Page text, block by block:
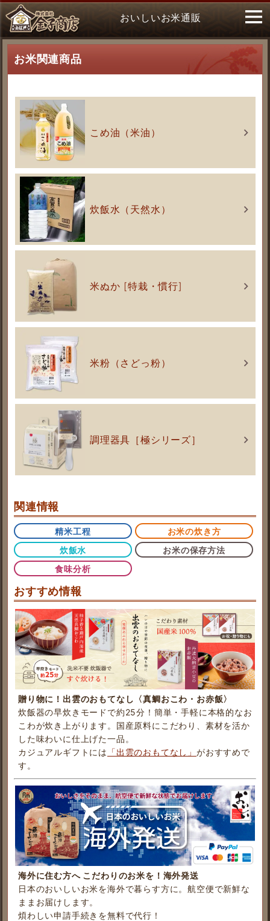
おいしいお米通販
お米関連商品
こめ油（米油）
炊飯水（天然水）
米ぬか [特栽・慣行]
米粉（さどっ粉）
調理器具［極シリーズ］
関連情報
精米工程
お米の炊き方
炊飯水
お米の保存方法
食味分析
おすすめ情報
贈り物に！出雲のおもてなし〈真鯛おこわ・お赤飯〉
炊飯器の早炊きモードで約25分！簡単・手軽に本格的なお
こわが炊き上がります。国産原料にこだわり、素材を活か
した味わいに仕上げた一品。
カジュアルギフトには 「出雲のおもてなし」がおすすめで
す。
海外に住む方へ こだわりのお米を！海外発送
日本のおいしいお米を海外で暮らす方に。航空便で新鮮な
ままお届けします。
煩わしい申請手続きを無料で代行！